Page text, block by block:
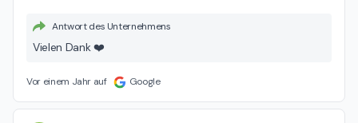
Antwort des Unternehmens
Vielen Dank ❤️
Vor einem Jahr auf Google